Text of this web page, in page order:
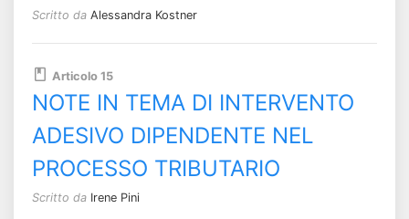
Scritto da Alessandra Kostner
Articolo 15
NOTE IN TEMA DI INTERVENTO
ADESIVO DIPENDENTE NEL
PROCESSO TRIBUTARIO
Scritto da Irene Pini